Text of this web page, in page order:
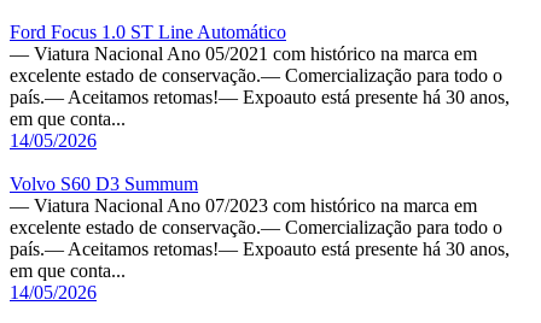
Ford Focus 1.0 ST Line Automático
— Viatura Nacional Ano 05/2021 com histórico na marca em
excelente estado de conservação.— Comercialização para todo o
país.— Aceitamos retomas!— Expoauto está presente há 30 anos,
em que conta...
14/05/2026
Volvo S60 D3 Summum
— Viatura Nacional Ano 07/2023 com histórico na marca em
excelente estado de conservação.— Comercialização para todo o
país.— Aceitamos retomas!— Expoauto está presente há 30 anos,
em que conta...
14/05/2026